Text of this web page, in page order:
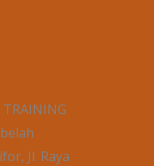
TRAINING
Jl. Raya